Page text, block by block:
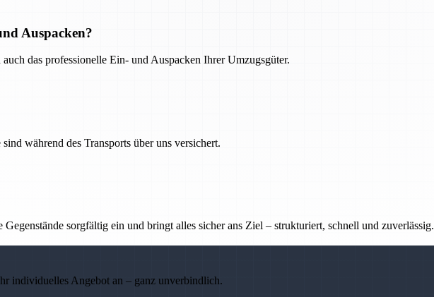
Auspacken?
das professionelle Ein- und Auspacken Ihrer Umzugsgüter.
während des Transports über uns versichert.
sorgfältig ein und bringt alles sicher ans Ziel – strukturiert, schnell und zuverlässig.
individuelles Angebot an – ganz unverbindlich.